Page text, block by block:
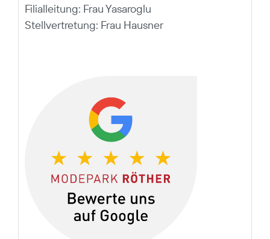
Filialleitung: Frau Yasaroglu
Stellvertretung: Frau Hausner